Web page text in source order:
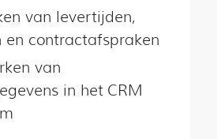
van levertijden,
en contractafspraken
van
in het CRM